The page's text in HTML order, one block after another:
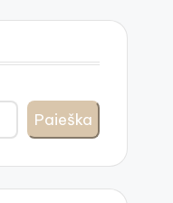
Paieška